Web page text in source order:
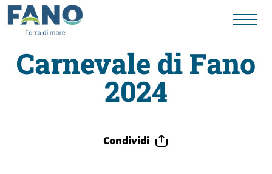
Carnevale di Fano
2024
Condividi